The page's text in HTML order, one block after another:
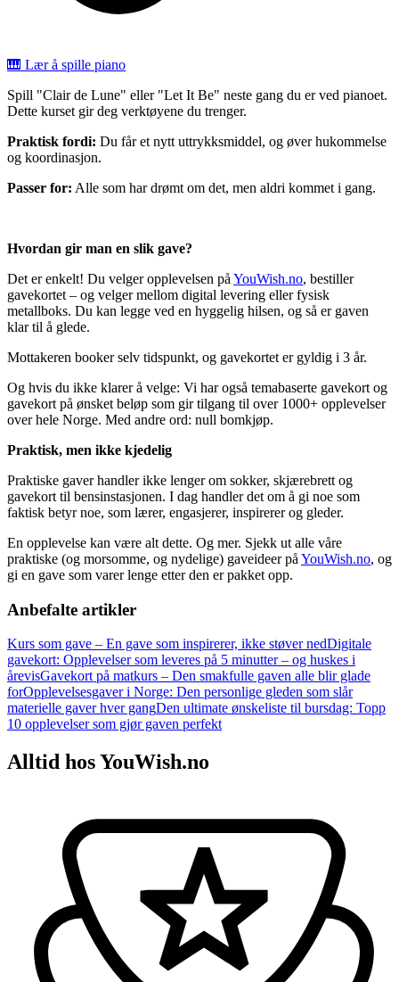
🎹 Lær å spille piano
Spill "Clair de Lune" eller "Let It Be" neste gang du er ved pianoet.
Dette kurset gir deg verktøyene du trenger.
Praktisk fordi: Du får et nytt uttrykksmiddel, og øver hukommelse
og koordinasjon.
Passer for: Alle som har drømt om det, men aldri kommet i gang.
Hvordan gir man en slik gave?
Det er enkelt! Du velger opplevelsen på YouWish.no, bestiller
gavekortet – og velger mellom digital levering eller fysisk
metallboks. Du kan legge ved en hyggelig hilsen, og så er gaven
klar til å glede.
Mottakeren booker selv tidspunkt, og gavekortet er gyldig i 3 år.
Og hvis du ikke klarer å velge: Vi har også temabaserte gavekort og
gavekort på ønsket beløp som gir tilgang til over 1000+ opplevelser
over hele Norge. Med andre ord: null bomkjøp.
Praktisk, men ikke kjedelig
Praktiske gaver handler ikke lenger om sokker, skjærebrett og
gavekort til bensinstasjonen. I dag handler det om å gi noe som
faktisk betyr noe, som lærer, engasjerer, inspirerer og gleder.
En opplevelse kan være alt dette. Og mer. Sjekk ut alle våre
praktiske (og morsomme, og nydelige) gaveideer på YouWish.no, og
gi en gave som varer lenge etter den er pakket opp.
Anbefalte artikler
Kurs som gave – En gave som inspirerer, ikke støver nedDigitale
gavekort: Opplevelser som leveres på 5 minutter – og huskes i
årevisGavekort på matkurs – Den smakfulle gaven alle blir glade
forOpplevelsesgaver i Norge: Den personlige gleden som slår
materielle gaver hver gangDen ultimate ønskeliste til bursdag: Topp
10 opplevelser som gjør gaven perfekt
Alltid hos YouWish.no